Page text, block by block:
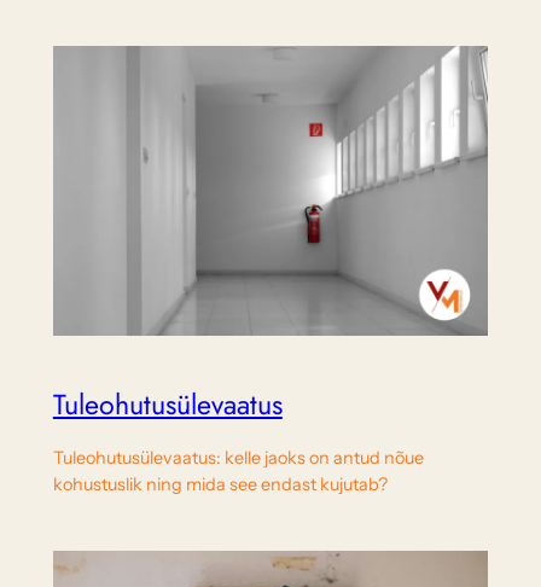
Tuleohutusülevaatus
Tuleohutusülevaatus: kelle jaoks on antud nõue
kohustuslik ning mida see endast kujutab?